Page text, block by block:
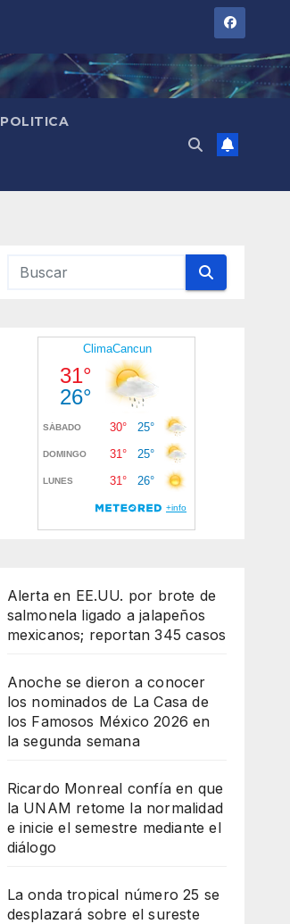
POLITICA
Alerta en EE.UU. por brote de
salmonela ligado a jalapeños
mexicanos; reportan 345 casos
Anoche se dieron a conocer
los nominados de La Casa de
los Famosos México 2026 en
la segunda semana
Ricardo Monreal confía en que
la UNAM retome la normalidad
e inicie el semestre mediante el
diálogo
La onda tropical número 25 se
desplazará sobre el sureste